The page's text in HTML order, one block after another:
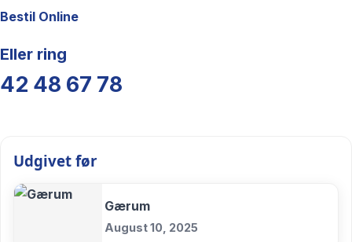
Bestil Online
Eller ring
42 48 67 78
Udgivet før
Gærum
August 10, 2025